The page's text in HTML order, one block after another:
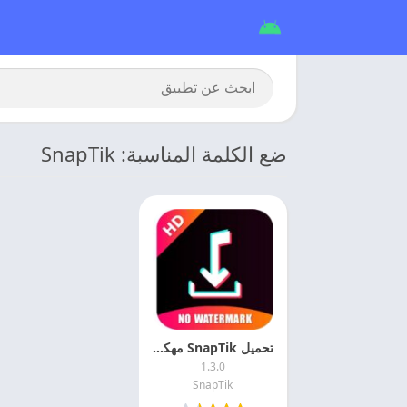
ضع الكلمة المناسبة: SnapTik
تحميل SnapTik مهكر سناب تيك 2026 اخر اصدار مجانا
1.3.0
SnapTik